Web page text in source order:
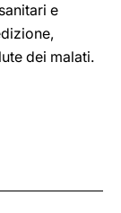
e
dei malati.